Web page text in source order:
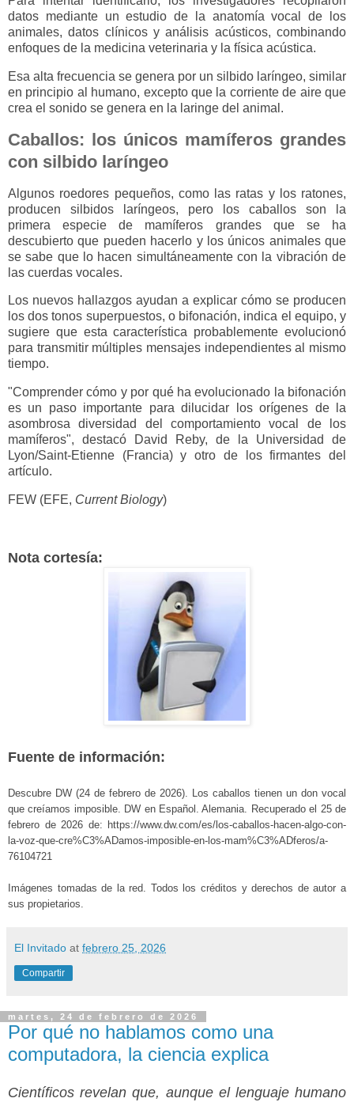
datos mediante un estudio de la anatomía vocal de los
animales, datos clínicos y análisis acústicos, combinando
enfoques de la medicina veterinaria y la física acústica.
Esa alta frecuencia se genera por un silbido laríngeo, similar
en principio al humano, excepto que la corriente de aire que
crea el sonido se genera en la laringe del animal.
Caballos: los únicos mamíferos grandes
con silbido laríngeo
Algunos roedores pequeños, como las ratas y los ratones,
producen silbidos laríngeos, pero los caballos son la
primera especie de mamíferos grandes que se ha
descubierto que pueden hacerlo y los únicos animales que
se sabe que lo hacen simultáneamente con la vibración de
las cuerdas vocales.
Los nuevos hallazgos ayudan a explicar cómo se producen
los dos tonos superpuestos, o bifonación, indica el equipo, y
sugiere que esta característica probablemente evolucionó
para transmitir múltiples mensajes independientes al mismo
tiempo.
"Comprender cómo y por qué ha evolucionado la bifonación
es un paso importante para dilucidar los orígenes de la
asombrosa diversidad del comportamiento vocal de los
mamíferos", destacó David Reby, de la Universidad de
Lyon/Saint-Etienne (Francia) y otro de los firmantes del
artículo.
FEW (EFE, Current Biology)
Nota cortesía:
Fuente de información:
Descubre DW (24 de febrero de 2026). Los caballos tienen un don vocal
que creíamos imposible. DW en Español. Alemania. Recuperado el 25 de
febrero de 2026 de: https://www.dw.com/es/los-caballos-hacen-algo-con-
la-voz-que-cre%C3%ADamos-imposible-en-los-mam%C3%ADferos/a-
76104721
Imágenes tomadas de la red. Todos los créditos y derechos de autor a
sus propietarios.
El Invitado at febrero 25, 2026
Compartir
martes, 24 de febrero de 2026
Por qué no hablamos como una
computadora, la ciencia explica
Científicos revelan que, aunque el lenguaje humano